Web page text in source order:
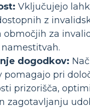
Vključujejo
z
območjih za
dogodkov:
pomagajo pri
prizorišča,
zagotavljanju